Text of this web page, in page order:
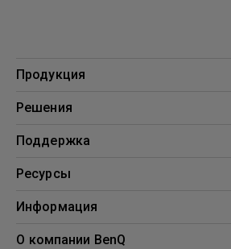
Продукция
Проекторы
Решения
Образование
Поддержка
Поддержка
Ресурсы
Проекционный калькулятор
Информация
BenQ AQCOLOR
О компании BenQ